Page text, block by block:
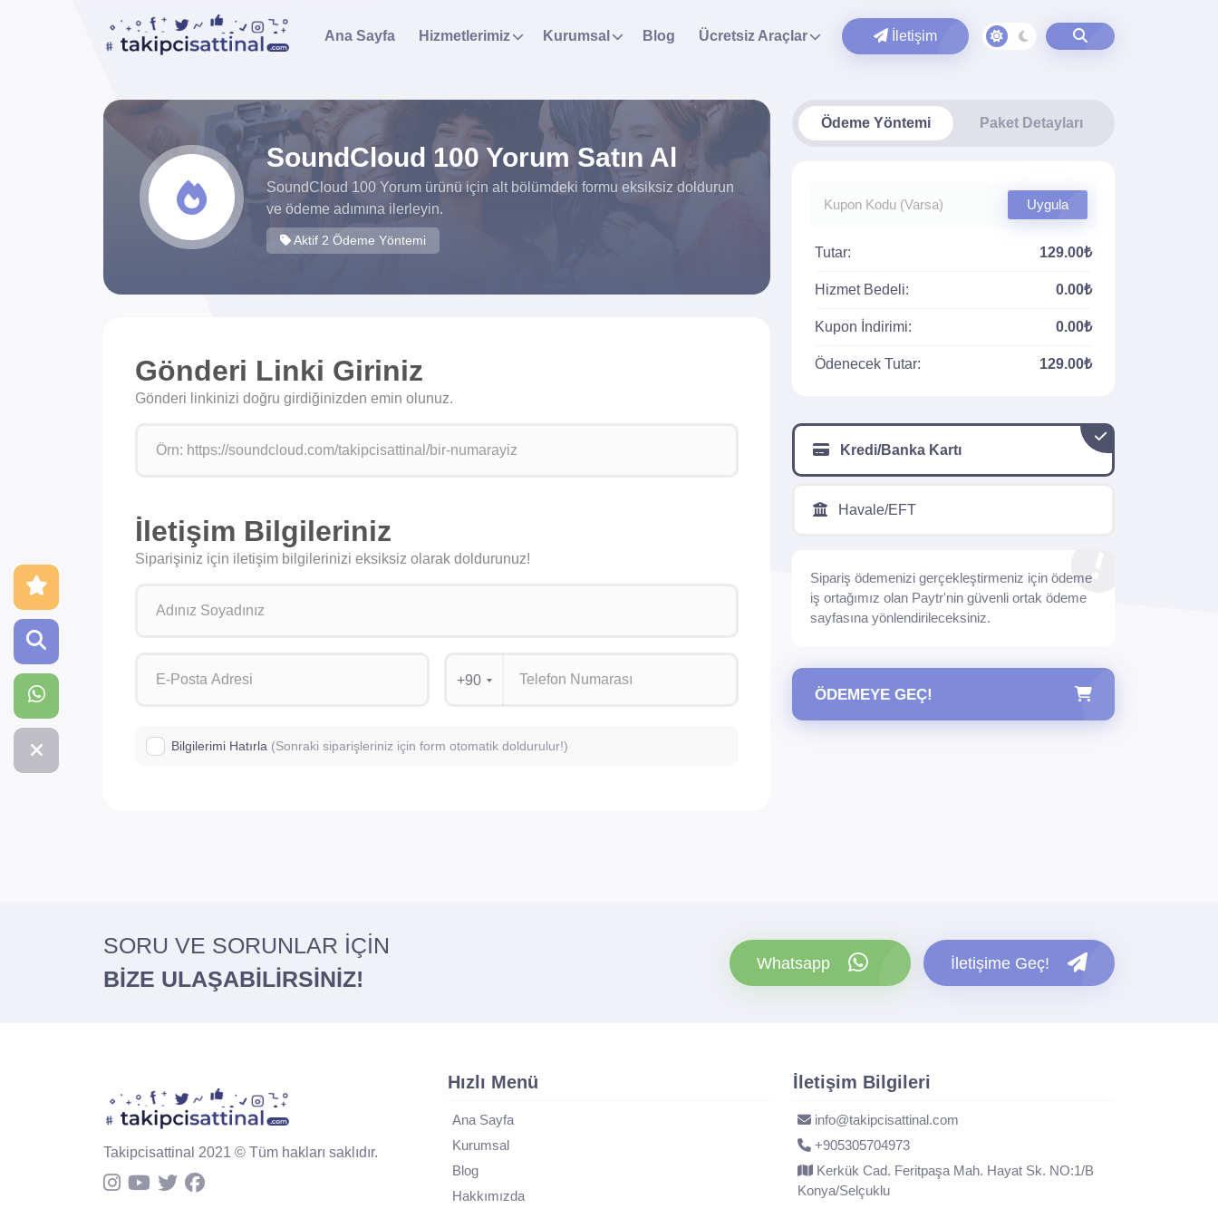
Ana Sayfa Hizmetlerimiz Kurumsal Blog Ücretsiz Araçlar İletişim
SoundCloud 100 Yorum Satın Al
SoundCloud 100 Yorum ürünü için alt bölümdeki formu eksiksiz doldurun
ve ödeme adımına ilerleyin.
Aktif 2 Ödeme Yöntemi
Gönderi Linki Giriniz
Gönderi linkinizi doğru girdiğinizden emin olunuz.
İletişim Bilgileriniz
Siparişiniz için iletişim bilgilerinizi eksiksiz olarak doldurunuz!
+90
Bilgilerimi Hatırla (Sonraki siparişleriniz için form otomatik doldurulur!)
Ödeme Yöntemi Paket Detayları
Uygula
Tutar: 129.00₺
Hizmet Bedeli: 0.00₺
Kupon İndirimi: 0.00₺
Ödenecek Tutar: 129.00₺
Kredi/Banka Kartı
Havale/EFT
Sipariş ödemenizi gerçekleştirmeniz için ödeme
iş ortağımız olan Paytr'nin güvenli ortak ödeme
sayfasına yönlendirileceksiniz.
ÖDEMEYE GEÇ!
SORU VE SORUNLAR İÇİN
BİZE ULAŞABİLİRSİNİZ!
Whatsapp İletişime Geç!
Takipcisattinal 2021 © Tüm hakları saklıdır.
Hızlı Menü
Ana Sayfa
Kurumsal
Blog
Hakkımızda
İletişim Bilgileri
info@takipcisattinal.com
+905305704973
Kerkük Cad. Feritpaşa Mah. Hayat Sk. NO:1/B
Konya/Selçuklu